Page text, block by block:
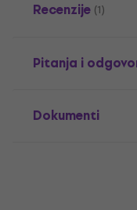
Recenzije (1)
Pitanja i
Dokumenti